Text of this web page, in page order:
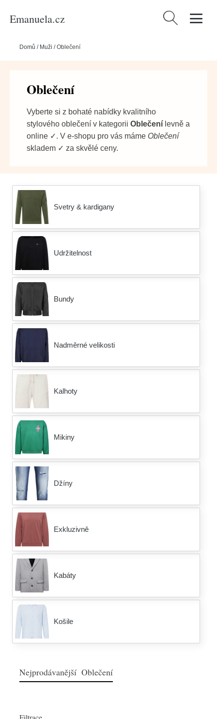
Emanuela.cz Vyhledávání
Domů / Muži /Oblečení
Oblečení
Vyberte si z bohaté nabídky kvalitního
stylového oblečení v kategorii Oblečení levně a
online ✓. V e-shopu pro vás máme Oblečení
skladem ✓ za skvělé ceny.
Svetry & kardigany
Udržitelnost
Bundy
Nadměrné velikosti
Kalhoty
Mikiny
Džíny
Exkluzivně
Kabáty
Košile
Nejprodávanější Oblečení